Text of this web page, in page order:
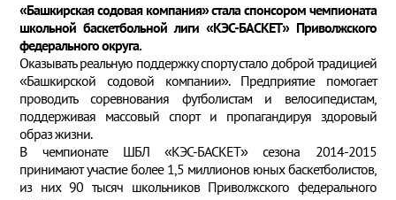
«Башкирская содовая компания» стала спонсором чемпионата
школьной баскетбольной лиги «КЭС-БАСКЕТ» Приволжского
федерального округа.
Оказывать реальную поддержку спорту стало доброй традицией
«Башкирской содовой компании». Предприятие помогает
проводить соревнования футболистам и велосипедистам,
поддерживая массовый спорт и пропагандируя здоровый
образ жизни.
В чемпионате ШБЛ «КЭС-БАСКЕТ» сезона 2014-2015
принимают участие более 1,5 миллионов юных баскетболистов,
из них 90 тысяч школьников Приволжского федерального